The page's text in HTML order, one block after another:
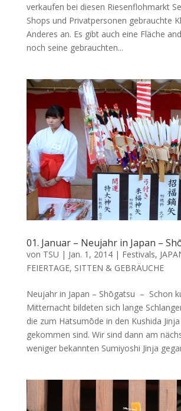
verkaufen bei diesen Riesenflohmarkt
Shops und Privatpersonen gebrauchte
Anderes an. Es gibt auch eine Fläche
noch seine gebrauchten...
01. Januar – Neujahr in Japan –
von TSU | Jan. 1, 2014| Festivals,
FEIERTAGE, SITTEN & GEBRÄUCHE
Neujahr in Japan – Shōgatsu – Schon
Mitternacht bildeten sich lange
die zum Hatsumōde in den Kushida
gekommen sind. Wir sind dann am
weniger bekannten Sumiyoshi Jinja